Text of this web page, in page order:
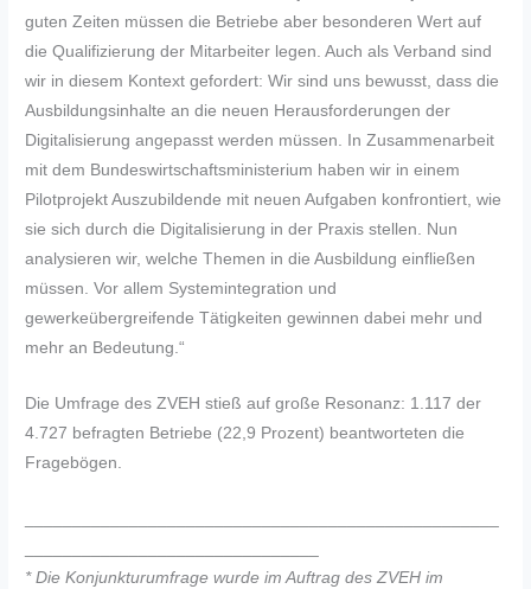
guten Zeiten müssen die Betriebe aber besonderen Wert auf
die Qualifizierung der Mitarbeiter legen. Auch als Verband sind
wir in diesem Kontext gefordert: Wir sind uns bewusst, dass die
Ausbildungsinhalte an die neuen Herausforderungen der
Digitalisierung angepasst werden müssen. In Zusammenarbeit
mit dem Bundeswirtschaftsministerium haben wir in einem
Pilotprojekt Auszubildende mit neuen Aufgaben konfrontiert, wie
sie sich durch die Digitalisierung in der Praxis stellen. Nun
analysieren wir, welche Themen in die Ausbildung einfließen
müssen. Vor allem Systemintegration und
gewerkeübergreifende Tätigkeiten gewinnen dabei mehr und
mehr an Bedeutung.“
Die Umfrage des ZVEH stieß auf große Resonanz: 1.117 der
4.727 befragten Betriebe (22,9 Prozent) beantworteten die
Fragebögen.
* Die Konjunkturumfrage wurde im Auftrag des ZVEH im